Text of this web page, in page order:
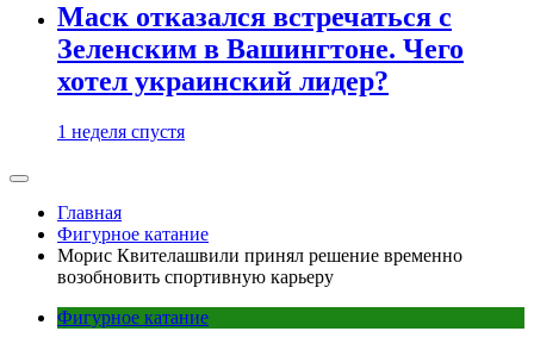
Маск отказался встречаться с
Зеленским в Вашингтоне. Чего
хотел украинский лидер?
1 неделя спустя
Главная
Фигурное катание
Морис Квителашвили принял решение временно
возобновить спортивную карьеру
Фигурное катание